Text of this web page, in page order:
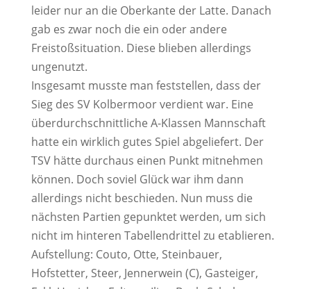
leider nur an die Oberkante der Latte. Danach
gab es zwar noch die ein oder andere
Freistoßsituation. Diese blieben allerdings
ungenutzt.
Insgesamt musste man feststellen, dass der
Sieg des SV Kolbermoor verdient war. Eine
überdurchschnittliche A-Klassen Mannschaft
hatte ein wirklich gutes Spiel abgeliefert. Der
TSV hätte durchaus einen Punkt mitnehmen
können. Doch soviel Glück war ihm dann
allerdings nicht beschieden. Nun muss die
nächsten Partien gepunktet werden, um sich
nicht im hinteren Tabellendrittel zu etablieren.
Aufstellung: Couto, Otte, Steinbauer,
Hofstetter, Steer, Jennerwein (C), Gasteiger,